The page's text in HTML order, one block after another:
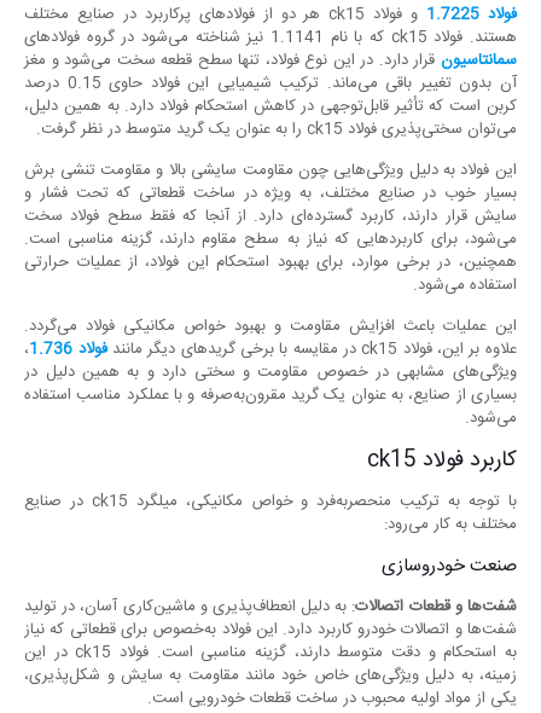
فولاد 1.7225
و فولاد ck15 هر دو از فولادهای پرکاربرد در صنایع مختلف
هستند. فولاد ck15 که با نام 1.1141 نیز شناخته می‌شود در گروه فولادهای
سمانتاسیون قرار دارد. در این نوع فولاد، تنها سطح قطعه سخت می‌شود و مغز
آن بدون تغییر باقی می‌ماند. ترکیب شیمیایی این فولاد حاوی 0.15 درصد
کربن است که تأثیر قابل‌توجهی در کاهش استحکام فولاد دارد. به همین دلیل،
می‌توان سختی‌پذیری فولاد ck15 را به عنوان یک گرید متوسط در نظر گرفت.
این فولاد به دلیل ویژگی‌هایی چون مقاومت سایشی بالا و مقاومت تنشی برش
بسیار خوب در صنایع مختلف، به ویژه در ساخت قطعاتی که تحت فشار و
سایش قرار دارند، کاربرد گسترده‌ای دارد. از آنجا که فقط سطح فولاد سخت
می‌شود، برای کاربردهایی که نیاز به سطح مقاوم دارند، گزینه مناسبی است.
همچنین، در برخی موارد، برای بهبود استحکام این فولاد، از عملیات حرارتی
استفاده می‌شود.
این عملیات باعث افزایش مقاومت و بهبود خواص مکانیکی فولاد می‌گردد.
علاوه بر این، فولاد ck15 در مقایسه با برخی گریدهای دیگر مانند
فولاد 1.736
،
ویژگی‌های مشابهی در خصوص مقاومت و سختی دارد و به همین دلیل در
بسیاری از صنایع، به عنوان یک گرید مقرون‌به‌صرفه و با عملکرد مناسب استفاده
می‌شود.
کاربرد فولاد ck15
با توجه به ترکیب منحصربه‌فرد و خواص مکانیکی، میلگرد ck15 در صنایع
مختلف به کار می‌رود:
صنعت خودروسازی
شفت‌ها و قطعات اتصالات: به دلیل انعطاف‌پذیری و ماشین‌کاری آسان، در تولید
شفت‌ها و اتصالات خودرو کاربرد دارد. این فولاد به‌خصوص برای قطعاتی که نیاز
به استحکام و دقت متوسط دارند، گزینه مناسبی است. فولاد ck15 در این
زمینه، به دلیل ویژگی‌های خاص خود مانند مقاومت به سایش و شکل‌پذیری،
یکی از مواد اولیه محبوب در ساخت قطعات خودرویی است.